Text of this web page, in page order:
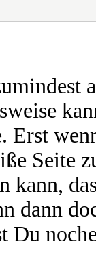
Erst
Seite
kann,
dann
Du